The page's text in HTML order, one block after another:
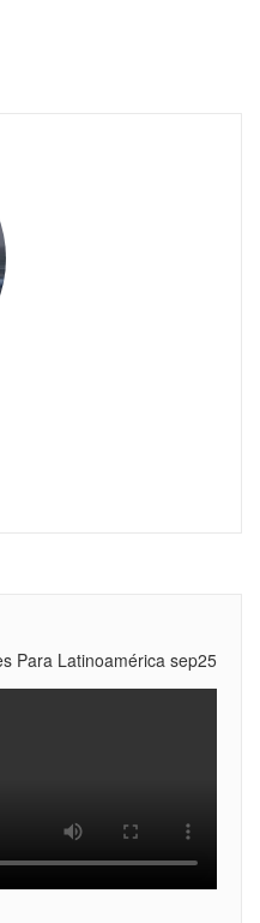
Para Latinoamérica sep25